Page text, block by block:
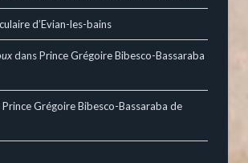
d’Evian-les-bains
dansPrince Grégoire Bibesco-Bassaraba
Prince Grégoire Bibesco-Bassaraba de